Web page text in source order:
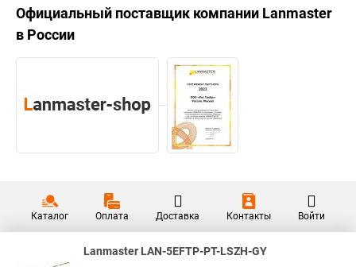
Официальный поставщик компании Lanmaster
в России
Каталог Оплата Доставка Контакты Войти
Lanmaster LAN-5EFTP-PT-LSZH-GY